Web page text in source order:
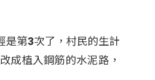
是第3次了，村民的生計
成植入鋼筋的水泥路，